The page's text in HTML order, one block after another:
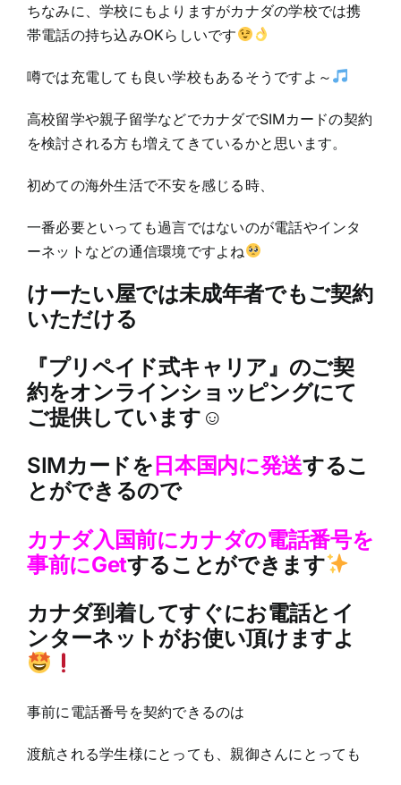
ちなみに、学校にもよりますがカナダの学校では携
帯電話の持ち込みOKらしいです
噂では充電しても良い学校もあるそうですよ～
高校留学や親子留学などでカナダでSIMカードの契約
を検討される方も増えてきているかと思います。
初めての海外生活で不安を感じる時、
一番必要といっても過言ではないのが電話やインタ
ーネットなどの通信環境ですよね
けーたい屋では未成年者でもご契約
いただける
『プリペイド式キャリア』のご契
約をオンラインショッピングにて
ご提供しています☺
SIMカードを 日本国内に発送するこ
とができるので
カナダ入国前にカナダの電話番号を
事前にGetすることができます
カナダ到着してすぐにお電話とイ
ンターネットがお使い頂けますよ
事前に電話番号を契約できるのは
渡航される学生様にとっても、親御さんにとっても